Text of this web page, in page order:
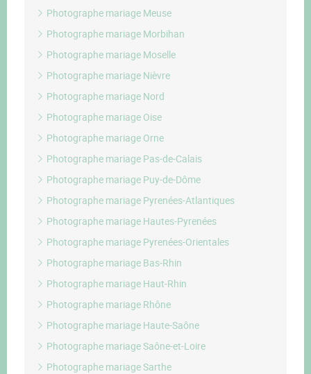
Photographe mariage Meuse
Photographe mariage Morbihan
Photographe mariage Moselle
Photographe mariage Nièvre
Photographe mariage Nord
Photographe mariage Oise
Photographe mariage Orne
Photographe mariage Pas-de-Calais
Photographe mariage Puy-de-Dôme
Photographe mariage Pyrenées-Atlantiques
Photographe mariage Hautes-Pyrenées
Photographe mariage Pyrenées-Orientales
Photographe mariage Bas-Rhin
Photographe mariage Haut-Rhin
Photographe mariage Rhône
Photographe mariage Haute-Saône
Photographe mariage Saône-et-Loire
Photographe mariage Sarthe